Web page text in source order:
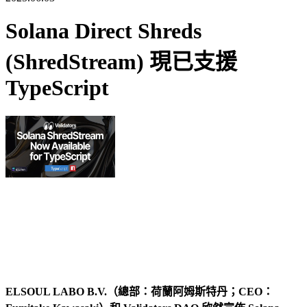
Solana Direct Shreds
(ShredStream) 現已支援
TypeScript
ELSOUL LABO B.V.（總部：荷蘭阿姆斯特丹；CEO：